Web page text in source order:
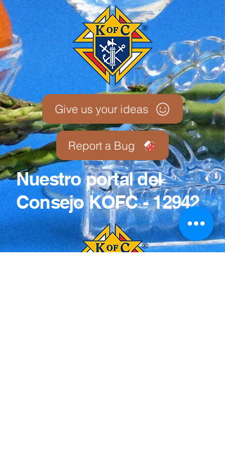
Give us your ideas
Report a Bug
Nuestro portal del
Consejo KOFC - 12942